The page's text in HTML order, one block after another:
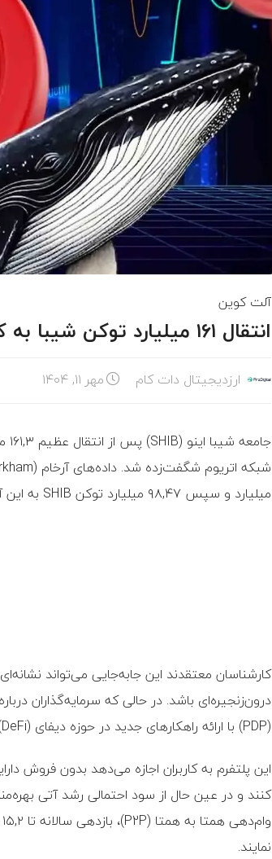
آلت کوین
انتقال ۱۶۱ میلیارد توکن شیبا به کیف‌ پول جدید توسط یک نهنگ بازار
ارزدیجیتال دات کام مهر ۱۱, ۱۴۰۴
میلیارد و سپس ‌۹۸,۴۷ میلیارد توکن SHIB به این آدرس جدید منتقل شده که هیچ فعالیت قبلی نداشته است.
کارشناسان معتقدند این جابه‌جایی می‌تواند
(PDP) با ارائه راهکارهای جدید در حوزه دیفای (DeFi) توجه زیادی را به خود جلب کرده است.
کنند و در عین حال از سود احتمالی رشد آتی
نمایند.